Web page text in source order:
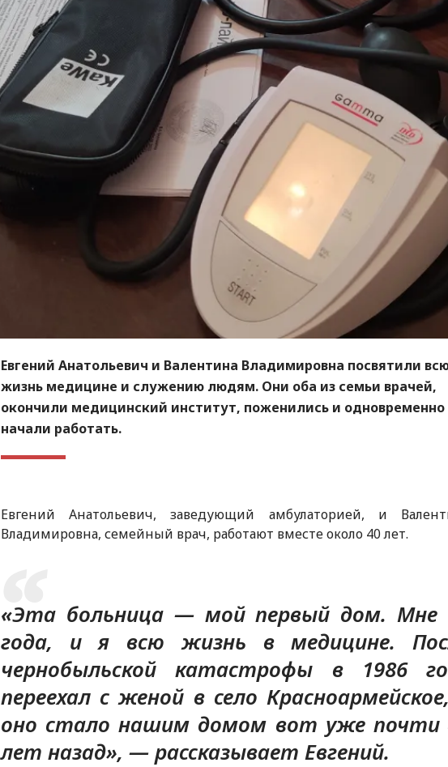
Евгений Анатольевич и Валентина Владимировна посвятили
жизнь медицине и служению людям. Они оба из семьи врачей,
окончили медицинский институт, поженились и одновременно
начали работать.
Евгений Анатольевич, заведующий амбулаторией, и
Владимировна, семейный врач, работают вместе около 40 лет.
«Эта больница — мой первый дом. Мне
года, и я всю жизнь в медицине.
чернобыльской катастрофы в 1986
переехал с женой в село
оно стало нашим домом вот уже почти
лет назад», — рассказывает Евгений.